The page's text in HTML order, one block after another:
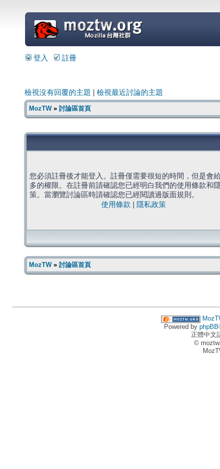
=
登入 註冊
檢視沒有回覆的主題 檢視最近討論的主題
MozTW» 討論區首頁
您必須註冊後才能登入。註冊僅需要很短的時間，但是會
多的權限。在註冊前請確認您已經明白我們的使用條款和
策。當瀏覽討論區時請確認您已經閱讀過版面規則。
使用條款
隱私政策
MozTW» 討論區首頁
Powered by phpBB
正體中文
©